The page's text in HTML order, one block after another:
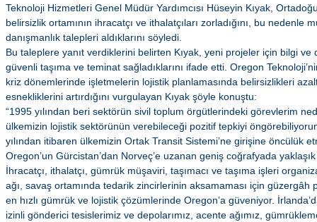
Teknoloji Hizmetleri Genel Müdür Yardımcısı Hüseyin Kıyak,
belirsizlik ortamının ihracatçı ve ithalatçıları zorladığını, bu nedenle
danışmanlık talepleri aldıklarını söyledi.
Bu taleplere yanıt verdiklerini belirten Kıyak, yeni projeler için bilgi ve
güvenli taşıma ve teminat sağladıklarını ifade etti. Oregon
kriz dönemlerinde işletmelerin lojistik planlamasında belirsizlikleri
esnekliklerini artırdığını vurgulayan Kıyak şöyle konuştu:
“1995 yılından beri sektörün sivil toplum örgütlerindeki görevlerim
ülkemizin lojistik sektörünün verebileceği pozitif tepkiyi
yılından itibaren ülkemizin Ortak Transit Sistemi’ne girişine öncülük
Oregon’un Gürcistan’dan Norveç’e uzanan geniş coğrafyada
İhracatçı, ithalatçı, gümrük müşaviri, taşımacı ve taşıma işleri
ağı, savaş ortamında tedarik zincirlerinin aksamaması için güzergâh
en hızlı gümrük ve lojistik çözümlerinde Oregon’a güveniyor.
izinli gönderici tesislerimiz ve depolarımız, acente ağımız,